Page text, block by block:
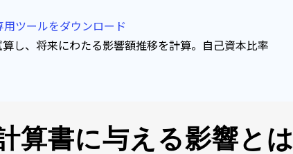
ツールをダウンロード
し、将来にわたる影響額推移を計算。自己資本比率
算書に与える影響とは